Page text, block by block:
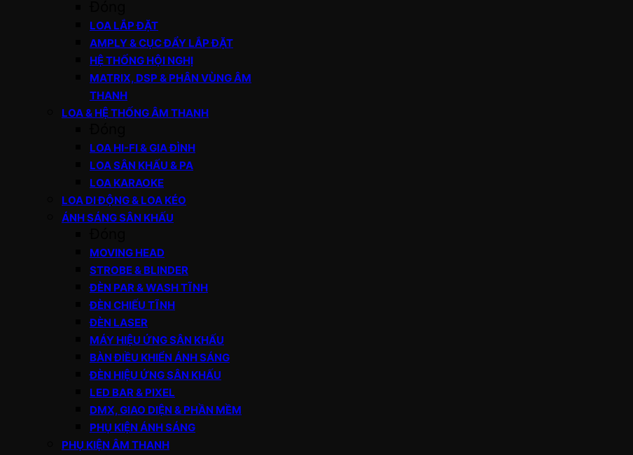
LOA LẮP ĐẶT
AMPLY & CỤC ĐẨY LẮP ĐẶT
HỆ THỐNG HỘI NGHỊ
MATRIX, DSP & PHÂN VÙNG ÂM
THANH
LOA & HỆ THỐNG ÂM THANH
LOA HI-FI & GIA ĐÌNH
LOA SÂN KHẤU & PA
LOA KARAOKE
LOA DI ĐỘNG & LOA KÉO
ÁNH SÁNG SÂN KHẤU
MOVING HEAD
STROBE & BLINDER
ĐÈN PAR & WASH TĨNH
ĐÈN CHIẾU TĨNH
ĐÈN LASER
MÁY HIỆU ỨNG SÂN KHẤU
BÀN ĐIỀU KHIỂN ÁNH SÁNG
ĐÈN HIỆU ỨNG SÂN KHẤU
LED BAR & PIXEL
DMX, GIAO DIỆN & PHẦN MỀM
PHỤ KIỆN ÁNH SÁNG
PHỤ KIỆN ÂM THANH